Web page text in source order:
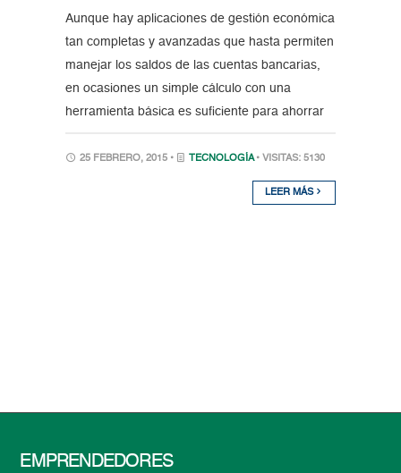
Aunque hay aplicaciones de gestión económica
tan completas y avanzadas que hasta permiten
manejar los saldos de las cuentas bancarias,
en ocasiones un simple cálculo con una
herramienta básica es suficiente para ahorrar
25 FEBRERO, 2015 • TECNOLOGÍA • VISITAS: 5130
LEER MÁS
EMPRENDEDORES